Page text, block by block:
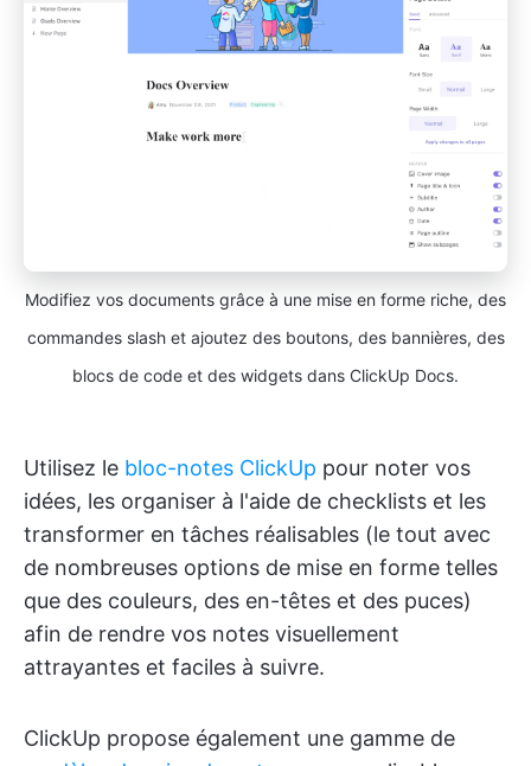
Modifiez vos documents grâce à une mise en forme riche, des
commandes slash et ajoutez des boutons, des bannières, des
blocs de code et des widgets dans ClickUp Docs.
Utilisez le bloc-notes ClickUp pour noter vos
idées, les organiser à l'aide de checklists et les
transformer en tâches réalisables (le tout avec
de nombreuses options de mise en forme telles
que des couleurs, des en-têtes et des puces)
afin de rendre vos notes visuellement
attrayantes et faciles à suivre.
ClickUp propose également une gamme de